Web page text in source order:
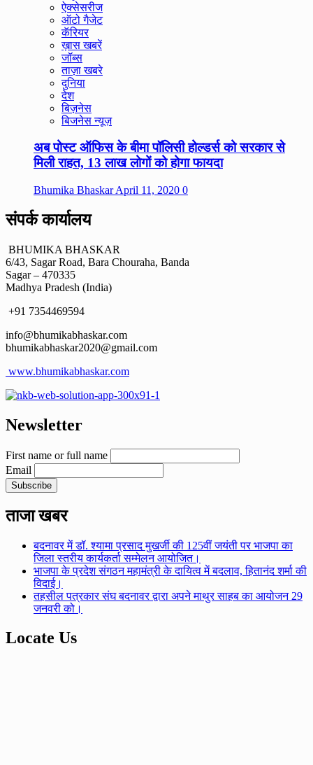
ऐक्सेसरीज
ऑटो गैजेट
कॅरियर
ख़ास खबरें
जॉब्स
ताज़ा खबरे
दुनिया
देश
बिज़नेस
बिजनेस न्यूज़
अब पोस्ट ऑफिस के बीमा पॉलिसी होल्डर्स को सरकार से
मिली राहत, 13 लाख लोगों को होगा फायदा
Bhumika BhaskarApril 11, 2020 0
संपर्क कार्यालय
BHUMIKA BHASKAR
6/43, Sagar Road, Bara Chouraha, Banda
Sagar – 470335
Madhya Pradesh (India)
+91 7354469594
info@bhumikabhaskar.com
bhumikabhaskar2020@gmail.com
www.bhumikabhaskar.com
Newsletter
First name or full name
Email
ताजा खबर
बदनावर में डॉ. श्यामा प्रसाद मुखर्जी की 125वीं जयंती पर भाजपा का
जिला स्तरीय कार्यकर्ता सम्मेलन आयोजित।
भाजपा के प्रदेश संगठन महामंत्री के दायित्व में बदलाव, हितानंद शर्मा की
विदाई।
तहसील पत्रकार संघ बदनावर द्वारा अपने माथुर साहब का आयोजन 29
जनवरी को।
Locate Us